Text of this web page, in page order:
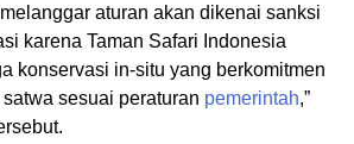
aturan akan dikenai sanksi
karena Taman Safari Indonesia
konservasi in-situ yang berkomitmen
sesuai peraturan pemerintah,”